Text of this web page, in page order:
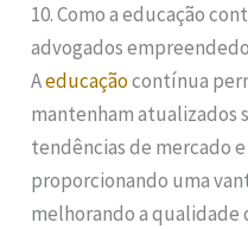
10. Como a educação
advogados
Aeducaçãocontínua
mantenham atualizados
tendências de mercado
proporcionando uma
melhorando a qualidade